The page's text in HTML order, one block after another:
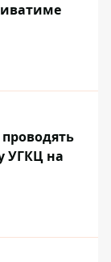
УГКЦ на